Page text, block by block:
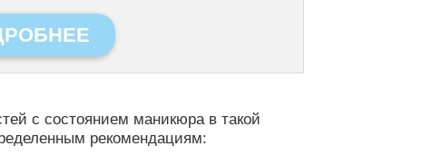
с состоянием маникюра в такой
рекомендациям: